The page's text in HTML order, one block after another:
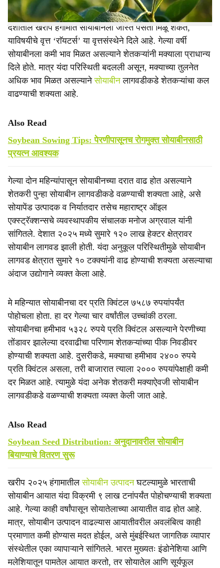
देशातील खरीप हंगामात सोयाबीनला जास्त पसंती मिळू शकते,
याविषयीचे वृत्त ‘राॅयटर्स’ या वृत्तसंस्थेने दिले आहे. गेल्या वर्षी
सोयाबीनला कमी भाव मिळत असल्याने शेतकऱ्यांनी मक्याला प्राधान्य
दिले होते. मात्र यंदा परिस्थिती बदलली असून, मक्याच्या तुलनेत
अधिक भाव मिळत असल्यानेसोयाबीनलागवडीकडे शेतकऱ्यांचा कल
वाढण्याची शक्यता आहे.
Also Read
Soybean Sowing Tips: पेरणीपासूनच रोगमुक्त सोयाबीनसाठी
प्रयत्न आवश्यक
गेल्या दोन महिन्यांपासून सोयाबीनच्या दरात वाढ होत असल्याने
शेतकरी पुन्हा सोयाबीन लागवडीकडे वळण्याची शक्यता आहे, असे
सोयापेंड उत्पादक व निर्यातदार तसेच महाराष्ट्र ऑइल
एक्स्ट्रॅक्शन्सचे व्यवस्थापकीय संचालक मनोज अग्रवाल यांनी
सांगितले. देशात २०२५ मध्ये सुमारे १२० लाख हेक्टर क्षेत्रावर
सोयाबीन लागवड झाली होती. यंदा अनुकूल परिस्थितीमुळे सोयाबीन
लागवड क्षेत्रात सुमारे १० टक्क्यांनी वाढ होण्याची शक्यता असल्याचा
अंदाज उद्योगाने व्यक्त केला आहे.
मे महिन्यात सोयाबीनचा दर प्रति क्विंटल ७५८७ रुपयांपर्यंत
पोहोचला होता. हा दर गेल्या चार वर्षांतील उच्चांकी ठरला.
सोयाबीनचा हमीभाव ५३२८ रुपये प्रति क्विंटल असल्याने पेरणीच्या
तोंडावर झालेल्या दरवाढीचा परिणाम शेतकऱ्यांच्या पीक निवडीवर
होण्याची शक्यता आहे. दुसरीकडे, मक्याचा हमीभाव २४०० रुपये
प्रति क्विंटल असला, तरी बाजारात त्याला २००० रुपयांपेक्षाही कमी
दर मिळत आहे. त्यामुळे यंदा अनेक शेतकरी मक्याऐवजी सोयाबीन
लागवडीकडे वळण्याची शक्यता व्यक्त केली जात आहे.
Also Read
Soybean Seed Distribution: अनुदानावरील सोयाबीन
बियाण्याचे वितरण सुरू
खरीप २०२५ हंगामातीलसोयाबीन उत्पादनघटल्यामुळे भारताची
सोयाबीन आयात यंदा विक्रमी ९ लाख टनांपर्यंत पोहोचण्याची शक्यता
आहे. गेल्या काही वर्षांपासून सोयातेलाच्या आयातीत वाढ होत आहे.
मात्र, सोयाबीन उत्पादन वाढल्यास आयातीवरील अवलंबित्व काही
प्रमाणात कमी होण्यास मदत होईल, असे मुंबईस्थित जागतिक व्यापार
संस्थेतील एका व्यापाऱ्याने सांगितले. भारत मुख्यतः इंडोनेशिया आणि
मलेशियातून पामतेल आयात करतो, तर सोयातेल आणि सूर्यफूल